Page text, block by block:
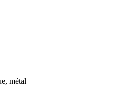
métal